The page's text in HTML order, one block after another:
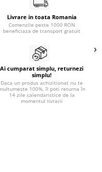
Livrare in toata Romania
Comenzile peste 1000 RON
beneficiaza de transport gratuit
Ai cumparat simplu, returnezi
simplu!
Daca un produs achizitionat nu te
100%, îl poti returna în
14 zile calendaristice de la
momentul livrarii